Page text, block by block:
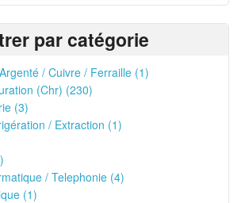
par catégorie
/ Cuivre / Ferraille (1)
(Chr) (230)
(3)
/ Extraction (1)
/ Telephonie (4)
(1)